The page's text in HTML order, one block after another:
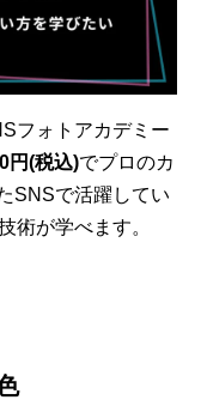
フォトアカデミー
円(税込)でプロのカ
SNSで活躍してい
術が学べます。